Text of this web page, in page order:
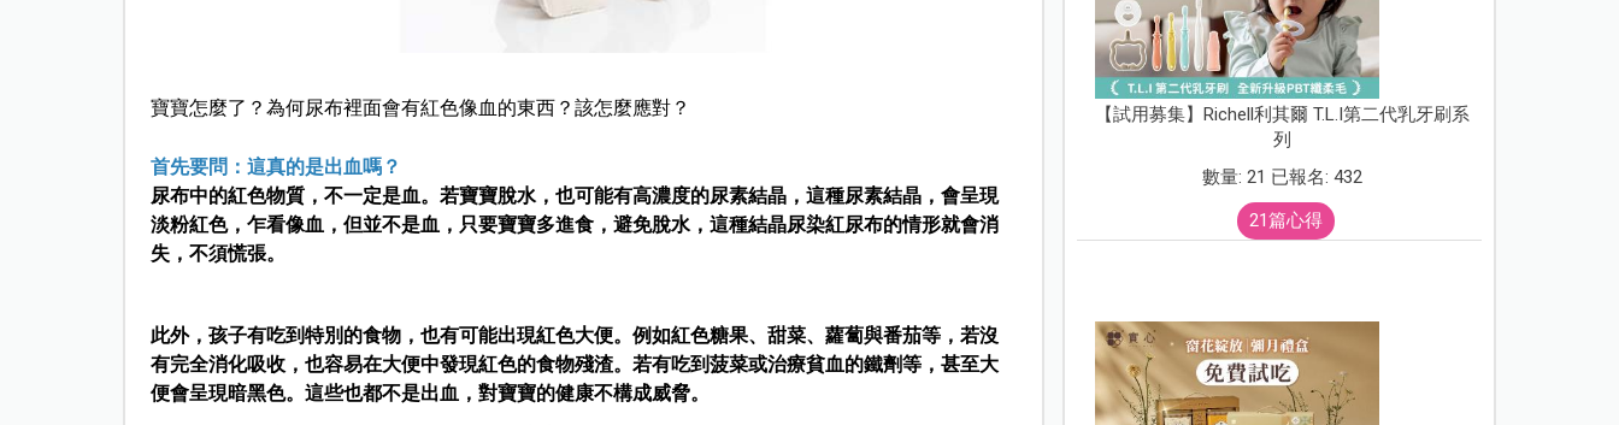
寶寶怎麼了？為何尿布裡面會有紅色像血的東西？該怎麼應對？
首先要問：這真的是出血嗎？
尿布中的紅色物質，不一定是血。若寶寶脫水，也可能有高濃度的尿素結晶，這種尿素結晶，會呈現
淡粉紅色，乍看像血，但並不是血，只要寶寶多進食，避免脫水，這種結晶尿染紅尿布的情形就會消
失，不須慌張。
此外，孩子有吃到特別的食物，也有可能出現紅色大便。例如紅色糖果、甜菜、蘿蔔與番茄等，若沒
有完全消化吸收，也容易在大便中發現紅色的食物殘渣。若有吃到菠菜或治療貧血的鐵劑等，甚至大
便會呈現暗黑色。這些也都不是出血，對寶寶的健康不構成威脅。
【試用募集】Richell利其爾 T.L.I第二代乳牙刷系
列
數量: 21 已報名: 432
21篇心得